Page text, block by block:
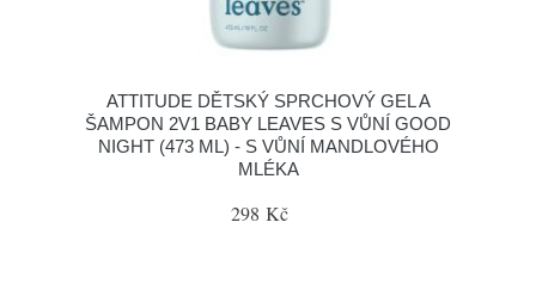
ATTITUDE DĚTSKÝ SPRCHOVÝ GEL A
ŠAMPON 2V1 BABY LEAVES S VŮNÍ GOOD
NIGHT (473 ML) - S VŮNÍ MANDLOVÉHO
MLÉKA
298 Kč